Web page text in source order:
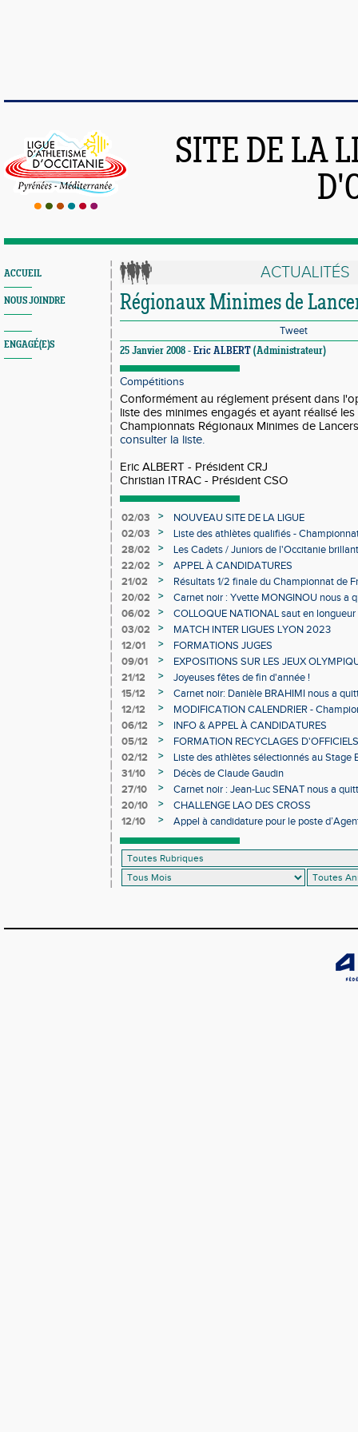
SITE DE LA
ACCUEIL
NOUS JOINDRE
ENGAGÉ(E)S
ACTUALITÉS
Régionaux Minimes de
Tweet
25 Janvier 2008 - Eric ALBERT (Administrateur)
Compétitions
Conformément au réglement présent dans
liste des minimes engagés et ayant réalisé
Championnats Régionaux Minimes de
consulter la liste.
Eric ALBERT - Président CRJ
Christian ITRAC - Président CSO
02/03 >
NOUVEAU SITE DE LA LIGUE
02/03
>
Liste des athlètes qualifiés -
Individuels en salle
28/02 >
Les Cadets / Juniors de l'Occitanie
22/02
>
APPEL À CANDIDATURES
21/02
>
Résultats 1/2 finale du Championnat de
20/02
>
Carnet noir : Yvette MONGINOU nous a
06/02
>
COLLOQUE NATIONAL saut en
03/02
>
MATCH INTER LIGUES LYON 2023
12/01
>
FORMATIONS JUGES
09/01
>
EXPOSITIONS SUR LES JEUX
21/12
>
Joyeuses fêtes de fin d'année !
15/12
>
Carnet noir: Danièle BRAHIMI nous a
12/12
>
MODIFICATION CALENDRIER -
06/12
>
INFO & APPEL À CANDIDATURES
05/12
>
FORMATION RECYCLAGES D'OFFICIELS
02/12
>
Liste des athlètes sélectionnés au Stage
31/10
>
Décès de Claude Gaudin
27/10
>
Carnet noir : Jean-Luc SENAT nous a
20/10
>
CHALLENGE LAO DES CROSS
12/10
>
Appel à candidature pour le poste